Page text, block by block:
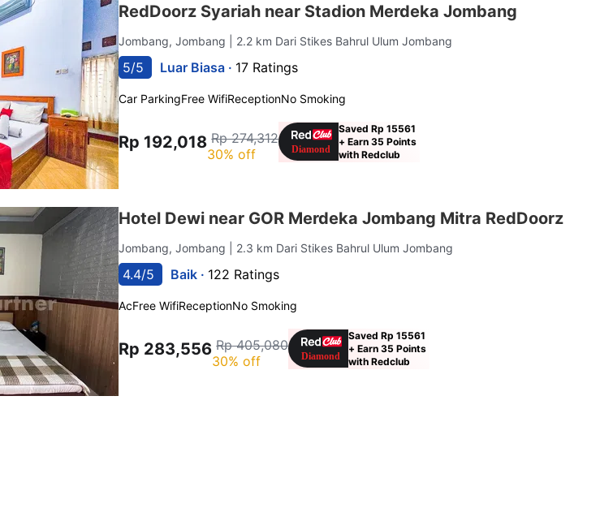
RedDoorz Syariah near Stadion Merdeka Jombang
Jombang, Jombang | 2.2 km Dari Stikes Bahrul Ulum Jombang
5/5 Luar Biasa · 17 Ratings
Car ParkingFree WifiReceptionNo Smoking
Rp 192,018 Rp 274,312
30% off
Saved Rp 15561
+ Earn 35 Points
with Redclub
Hotel Dewi near GOR Merdeka Jombang Mitra RedDoorz
Jombang, Jombang | 2.3 km Dari Stikes Bahrul Ulum Jombang
4.4/5 Baik · 122 Ratings
AcFree WifiReceptionNo Smoking
Rp 283,556 Rp 405,080
30% off
Saved Rp 15561
+ Earn 35 Points
with Redclub